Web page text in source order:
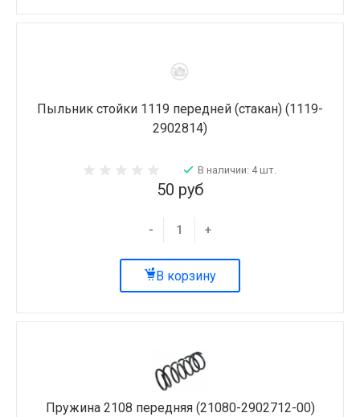
Пыльник стойки 1119 передней (стакан) (1119-
2902814)
В наличии: 4 шт.
50 руб
- +
В корзину
Пружина 2108 передняя (21080-2902712-00)